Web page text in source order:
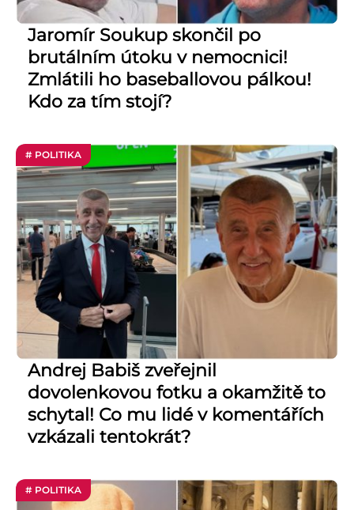
Jaromír Soukup skončil po
brutálním útoku v nemocnici!
Zmlátili ho baseballovou pálkou!
Kdo za tím stojí?
# POLITIKA
Andrej Babiš zveřejnil
dovolenkovou fotku a okamžitě to
schytal! Co mu lidé v komentářích
vzkázali tentokrát?
# POLITIKA